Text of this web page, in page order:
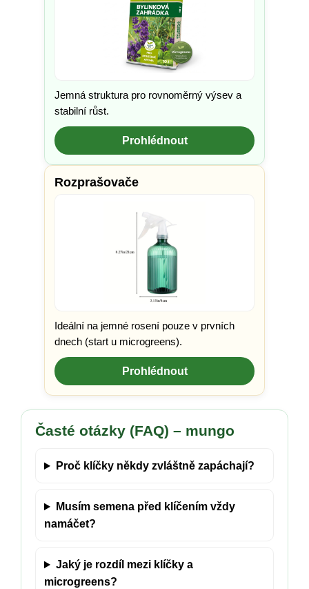
Jemná struktura pro rovnoměrný výsev a
stabilní růst.
Prohlédnout
Rozprašovače
Ideální na jemné rosení pouze v prvních
dnech (start u microgreens).
Prohlédnout
Časté otázky (FAQ) – mungo
Proč klíčky někdy zvláštně zapáchají?
Musím semena před klíčením vždy
namáčet?
Jaký je rozdíl mezi klíčky a
microgreens?